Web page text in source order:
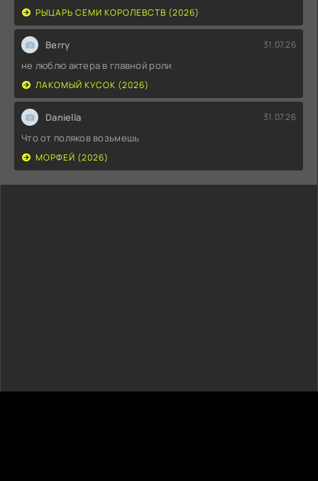
РЫЦАРЬ СЕМИ КОРОЛЕВСТВ (2026)
Berry 31.07.26
не люблю актера в главной роли
ЛАКОМЫЙ КУСОК (2026)
Daniella 31.07.26
Что от поляков возьмешь
МОРФЕЙ (2026)